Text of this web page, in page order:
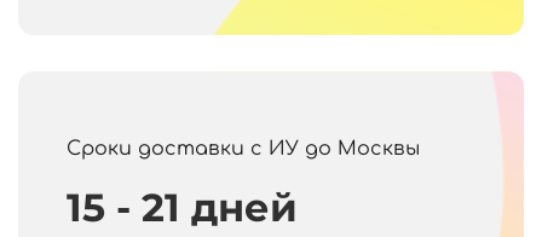
Сроки доставки с ИУ до Москвы
15 - 21 дней